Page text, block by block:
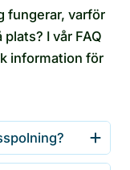
fungerar, varför
I vår FAQ
information för